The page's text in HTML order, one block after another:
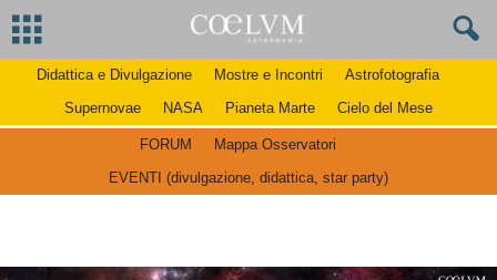
Didattica e Divulgazione Mostre e Incontri
Astrofotografia
Supernovae
NASA Pianeta Marte Cielo del Mese
FORUM
Mappa Osservatori
EVENTI (divulgazione, didattica, star party)